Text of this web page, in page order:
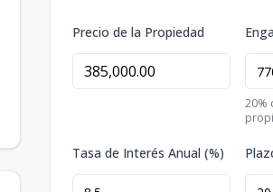
Precio de la Propiedad
20%
Tasa de Interés Anual (%)